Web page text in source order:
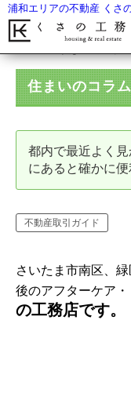
浦和エリアの不動産 くさ
住まいのコラム
都内で最近よく
にあると確かに便
不動産取引ガイド
さいたま市南区、
後のアフターケア
の工務店です。